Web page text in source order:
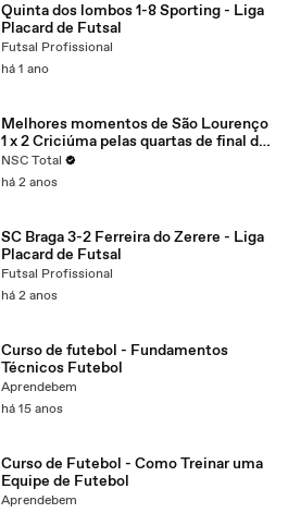
Quinta dos lombos 1-8 Sporting - Liga
Placard de Futsal
Futsal Profissional
há 1 ano
Melhores momentos de São Lourenço
1 x 2 Criciúma pelas quartas de final do
Catarinense de Futsal
NSC Total
há 2 anos
SC Braga 3-2 Ferreira do Zerere - Liga
Placard de Futsal
Futsal Profissional
há 2 anos
Curso de futebol - Fundamentos
Técnicos Futebol
Aprendebem
há 15 anos
Curso de Futebol - Como Treinar uma
Equipe de Futebol
Aprendebem